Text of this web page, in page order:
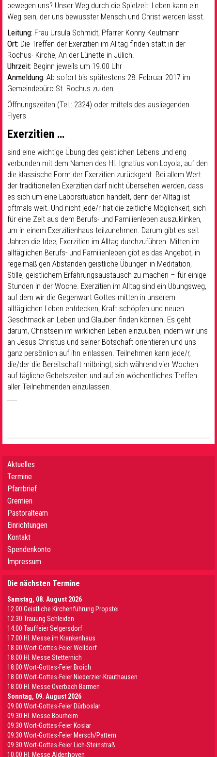
bewegen uns? Unser Weg durch die Spielzeit: Leben kann ein
Weg sein, der uns bewusster Mensch und Christ werden lässt.
Leitung: Frau Ursula Schmidt, Pfarrer Konny Keutmann
Ort: Die Treffen der Exerzitien im Alltag finden statt in der
Rochus- Kirche, An der Lünette in Jülich.
Uhrzeit: Beginn jeweils um 19.00 Uhr
Anmeldung: Ab sofort bis spätestens 28. Februar 2017 im
Gemeindebüro St. Rochus zu den
Öffnungszeiten (Tel.: 2324) oder mittels des ausliegenden
Flyers
Exerzitien …
sind eine wichtige Übung des geistlichen Lebens und eng
verbunden mit dem Namen des Hl. Ignatius von Loyola, auf den
die klassische Form der Exerzitien zurückgeht. Bei allem Wert
der traditionellen Exerzitien darf nicht übersehen werden, dass
es sich um eine Laborsituation handelt, denn der Alltag ist
oftmals weit. Und nicht jede/r hat die zeitliche Möglichkeit, sich
für eine Zeit aus dem Berufs- und Familienleben auszuklinken,
um in einem Exerzitienhaus teilzunehmen. Darum gibt es seit
Jahren die Idee, Exerzitien im Alltag durchzuführen. Mitten im
alltäglichen Berufs- und Familienleben gibt es das Angebot, in
regelmäßigen Abständen geistliche Übungen in Meditation,
Stille, geistlichem Erfahrungsaustausch zu machen – für einige
Stunden in der Woche. Exerzitien im Alltag sind ein Übungsweg,
auf dem wir die Gegenwart Gottes mitten in unserem
alltäglichen Leben entdecken, Kraft schöpfen und neuen
Geschmack an Leben und Glauben finden können. Es geht
darum, Christsein im wirklichen Leben einzuüben, indem wir uns
an Jesus Christus und seiner Botschaft orientieren und uns
ganz persönlich auf ihn einlassen. Teilnehmen kann jede/r,
die/der die Bereitschaft mitbringt, sich während vier Wochen
auf tägliche Gebetszeiten und auf ein wöchentliches Treffen
aller Teilnehmenden einzulassen.
Aktuelles
Termine
Pfarrbrief
Gremien
Pastoralteam
Einrichtungen
Kontakt
Spendenkonto
Impressum
Die nächsten Termine
Samstag, 08. August 2026
12.00 Geistliche Kirchenführung Propstei
12.30 Trauung Schleiden
14.00 Tauffeier Selgersdorf
17.00 Hl. Messe im Krankenhaus
18.00 Wort-Gottes-Feier Welldorf
18.00 Hl. Messe Stetternich
18.00 Wort-Gottes-Feier Broich
18.00 Wort-Gottes-Feier Niederzier-Krauthausen
18.00 Hl. Messe Overbach Barmen
Sonntag, 09. August 2026
09.00 Wort-Gottes-Feier Dürboslar
09.30 HI. Messe Bourheim
09.30 Wort-Gottes-Feier Koslar
09.30 Wort-Gottes-Feier Mersch/Pattern
09.30 Wort-Gottes-Feier Lich-Steinstraß
10.00 Hl. Messe Aldenhoven